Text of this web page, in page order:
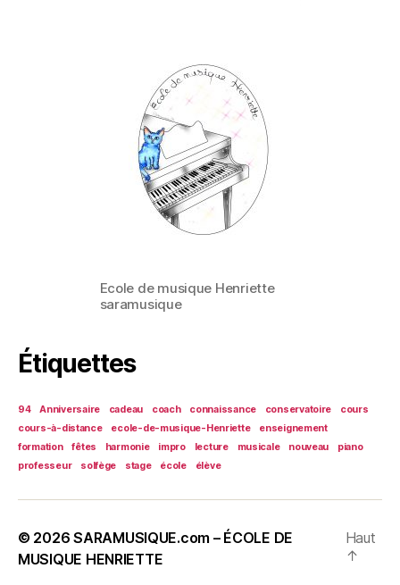
Ecole de musique Henriette
saramusique
Étiquettes
94 Anniversaire cadeau coach connaissance conservatoire
cours
cours-à-distance
ecole-de-musique-Henriette
enseignement
formation
fêtes harmonie impro lecture musicale nouveau
piano
professeur
solfège stage école élève
© 2026SARAMUSIQUE.com – ÉCOLE DE
MUSIQUE HENRIETTE
Haut
↑